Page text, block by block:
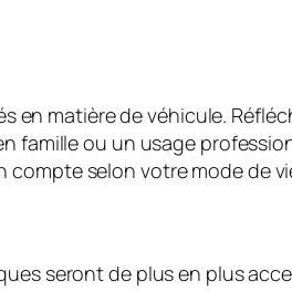
matière de véhicule.
famille ou un usage
compte selon votre mode de
seront de plus en plus